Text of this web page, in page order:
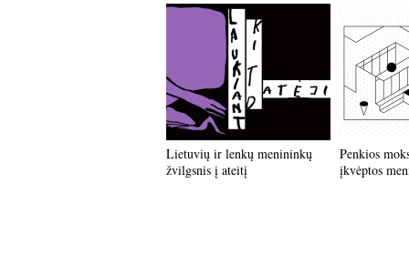
Lietuvių ir lenkų menininkų
žvilgsnis į ateitį
Penkios
įkvėptos